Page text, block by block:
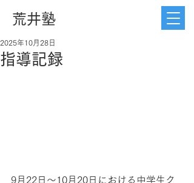
荒井塾
指導記録
2025年10月28日
9月22日〜10月20日における中学生ク